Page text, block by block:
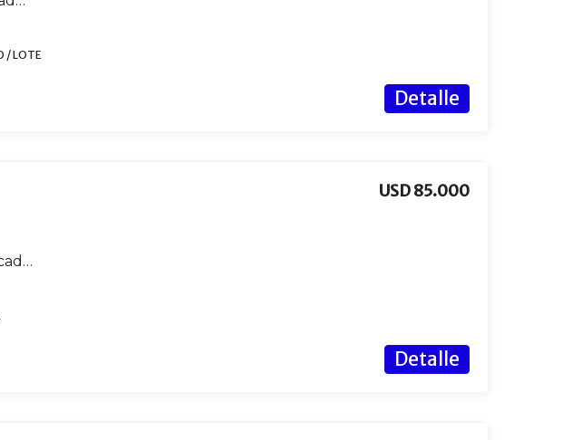
/ LOTE
Detalle
Terreno / Lote en venta de 800.2m2 ubicado en Merlo
USD 85.000
Detalle